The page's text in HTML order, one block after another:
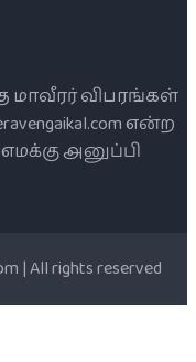
மாவீரர் விபரங்கள்
என்ற
அனுப்பி
| All rights reserved